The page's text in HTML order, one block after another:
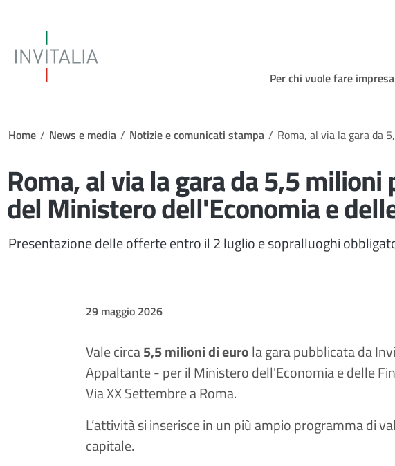
Per chi vuole fare impresa
Briciole di pane
Home / News e media / Notizie e comunicati stampa / Roma, al via la gara da
Roma, al via la gara da 5,5
del Ministero dell'Economia e
Presentazione delle offerte entro il 2 luglio e sopralluoghi
29 maggio 2026
Vale circa5,5 milioni di eurola gara pubblicata da
Appaltante - per il Ministero dell'Economia e delle
Via XX Settembre a Roma.
L’attività si inserisce in un più ampio programma di
capitale.